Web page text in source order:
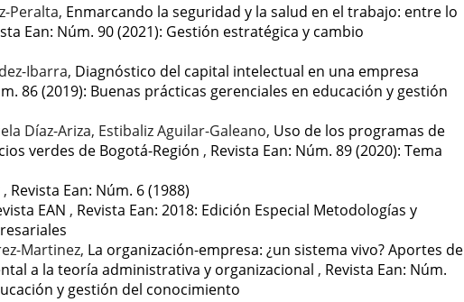
Peralta, Enmarcando la seguridad y la salud en el trabajo: entre lo
Ean: Núm. 90 (2021): Gestión estratégica y cambio
Ibarra, Diagnóstico del capital intelectual en una empresa
86 (2019): Buenas prácticas gerenciales en educación y gestión
Díaz-Ariza, Estibaliz Aguilar-Galeano, Uso de los programas de
verdes de Bogotá-Región , Revista Ean: Núm. 89 (2020): Tema
, Revista Ean: Núm. 6 (1988)
EAN , Revista Ean: 2018: Edición Especial Metodologías y
Martinez, La organización-empresa: ¿un sistema vivo? Aportes de
a la teoría administrativa y organizacional , Revista Ean: Núm.
y gestión del conocimiento